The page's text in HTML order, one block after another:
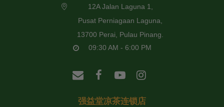
12A Jalan Laguna 1,
Pusat Perniagaan Laguna,
13700 Perai, Pulau Pinang.
09:30 AM - 6:00 PM
强益堂凉茶连锁店